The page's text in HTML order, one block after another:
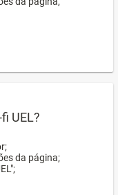
UEL?
da página;